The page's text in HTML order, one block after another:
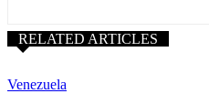
RELATED ARTICLES
Venezuela